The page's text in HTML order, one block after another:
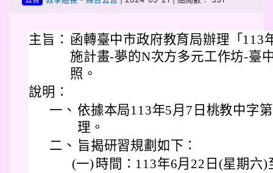
主旨： 函轉臺中市政府教育局辦理「113
施計畫-夢的N次方多元工作坊-臺
照。
說明：
一、 依據本局113年5月7日桃教中字
理。
二、 旨揭研習規劃如下：
(一) 時間：113年6月22日(星期六